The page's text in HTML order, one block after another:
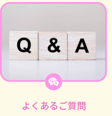
よくあるご質問